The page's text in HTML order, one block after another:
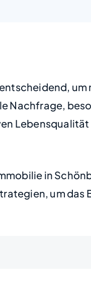
um
Nachfrage,
in
um das